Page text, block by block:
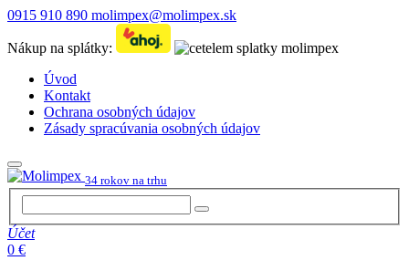
0915 910 890 molimpex@molimpex.sk
Nákup na splátky:
Úvod
Kontakt
Ochrana osobných údajov
Zásady spracúvania osobných údajov
34 rokov na trhu
Účet
0 €